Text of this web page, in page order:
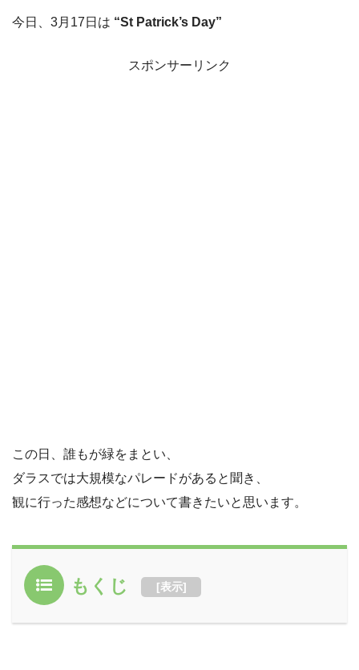
今日、3月17日は “St Patrick’s Day”
スポンサーリンク
この日、誰もが緑をまとい、
ダラスでは大規模なパレードがあると聞き、
観に行った感想などについて書きたいと思います。
もくじ [表示]